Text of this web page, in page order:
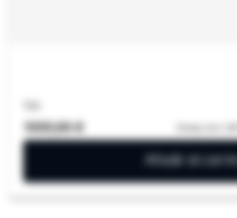
1oz
1000,99 €
Añadir al carrito